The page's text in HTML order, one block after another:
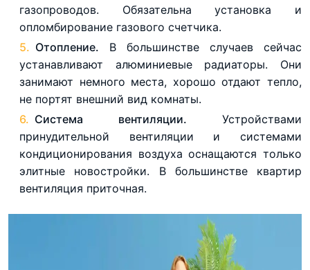
газопроводов. Обязательна установка и
опломбирование газового счетчика.
Отопление. В большинстве случаев сейчас
устанавливают алюминиевые радиаторы. Они
занимают немного места, хорошо отдают тепло,
не портят внешний вид комнаты.
Система вентиляции. Устройствами
принудительной вентиляции и системами
кондиционирования воздуха оснащаются только
элитные новостройки. В большинстве квартир
вентиляция приточная.